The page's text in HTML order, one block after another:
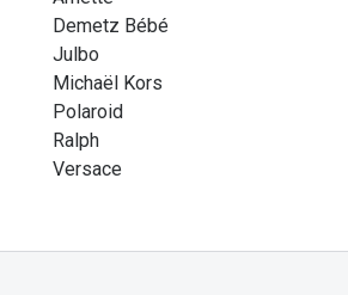
Demetz Bébé
Julbo
Michaël Kors
Polaroid
Ralph
Versace